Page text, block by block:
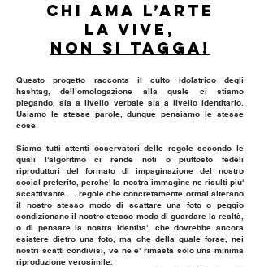
Chi ama l’arte
la VIVE,
non si tagga !
Questo progetto racconta il culto idolatrico degli
hashtag, dell’omologazione alla quale ci stiamo
piegando, sia a livello verbale sia a livello identitario.
Usiamo le stesse parole, dunque pensiamo le stesse
cose.
Siamo tutti attenti osservatori delle regole secondo le
quali l'algoritmo ci rende noti o piuttosto fedeli
riproduttori del formato di impaginazione del nostro
social preferito, perche' la nostra immagine ne risulti piu'
accattivante … regole che concretamente ormai alterano
il nostro stesso modo di scattare una foto o peggio
condizionano il nostro stesso modo di guardare la realtà,
o di pensare la nostra identita', che dovrebbe ancora
esistere dietro una foto, ma che della quale forse, nei
nostri scatti condivisi, ve ne e' rimasta solo una minima
riproduzione verosimile.